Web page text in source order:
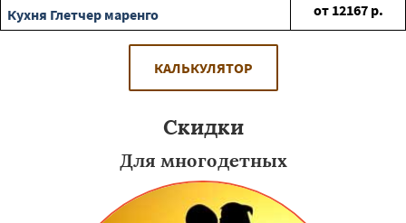
Кухня Глетчер маренго
от 12167 р.
КАЛЬКУЛЯТОР
Скидки
Для многодетных